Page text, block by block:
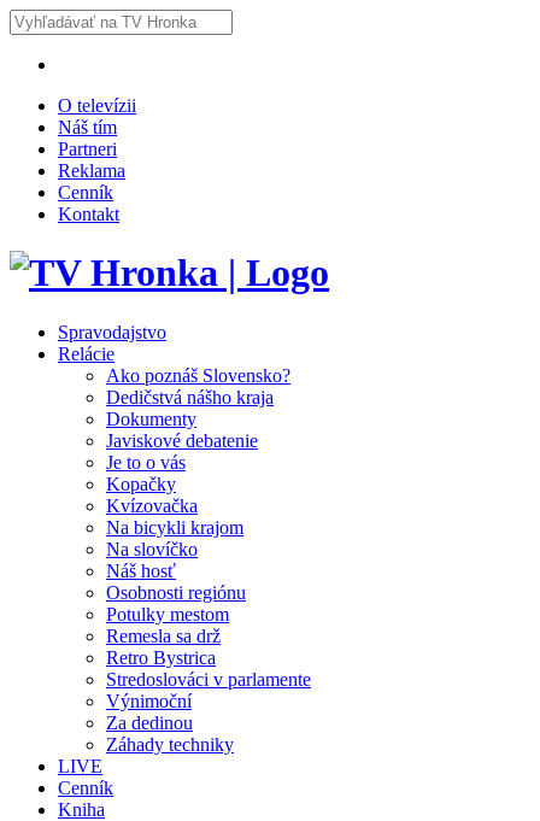
O televízii
Náš tím
Partneri
Reklama
Cenník
Kontakt
Spravodajstvo
Relácie
Ako poznáš Slovensko?
Dedičstvá nášho kraja
Dokumenty
Javiskové debatenie
Je to o vás
Kopačky
Kvízovačka
Na bicykli krajom
Na slovíčko
Náš hosť
Osobnosti regiónu
Potulky mestom
Remesla sa drž
Retro Bystrica
Stredoslováci v parlamente
Výnimoční
Za dedinou
Záhady techniky
LIVE
Cenník
Kniha